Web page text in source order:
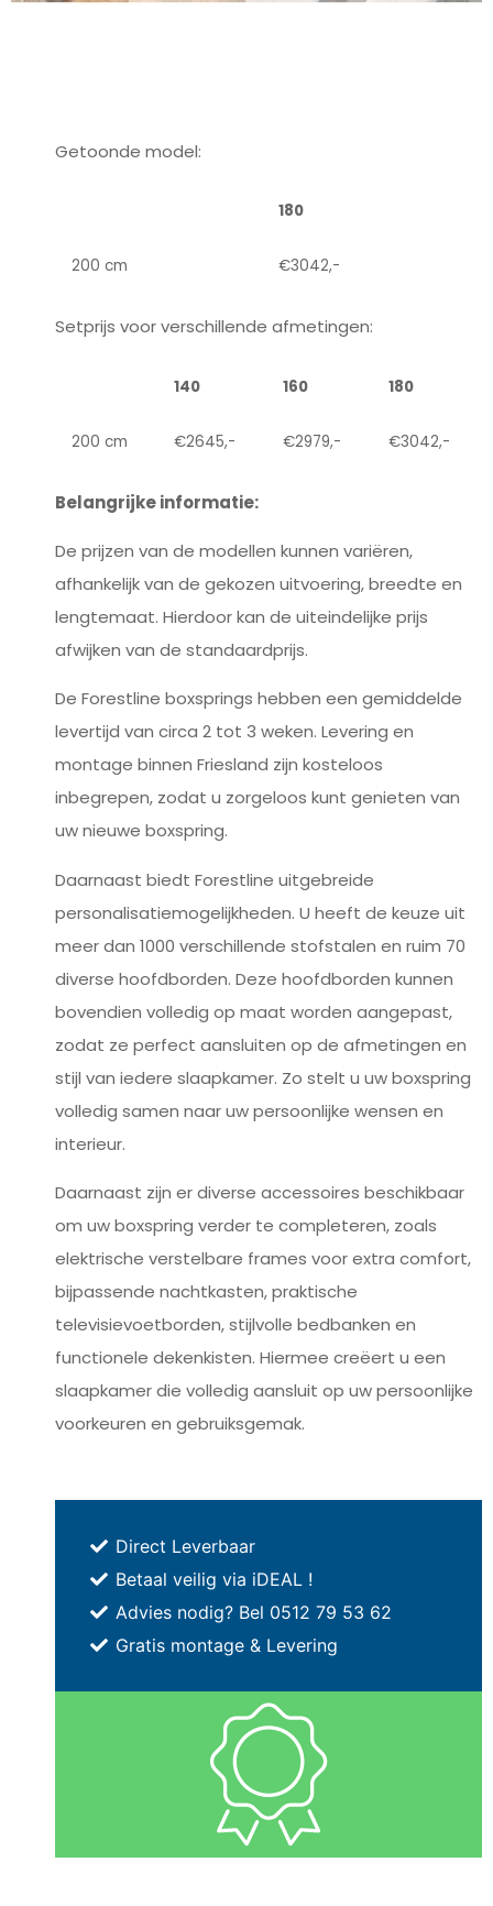
Getoonde model:
180
200 cm €3042,-
Setprijs voor verschillende afmetingen:
140 160 180
200 cm €2645,- €2979,- €3042,-
Belangrijke informatie:
De prijzen van de modellen kunnen variëren,
afhankelijk van de gekozen uitvoering, breedte en
lengtemaat. Hierdoor kan de uiteindelijke prijs
afwijken van de standaardprijs.
De Forestline boxsprings hebben een gemiddelde
levertijd van circa 2 tot 3 weken. Levering en
montage binnen Friesland zijn kosteloos
inbegrepen, zodat u zorgeloos kunt genieten van
uw nieuwe boxspring.
Daarnaast biedt Forestline uitgebreide
personalisatiemogelijkheden. U heeft de keuze uit
meer dan 1000 verschillende stofstalen en ruim 70
diverse hoofdborden. Deze hoofdborden kunnen
bovendien volledig op maat worden aangepast,
zodat ze perfect aansluiten op de afmetingen en
stijl van iedere slaapkamer. Zo stelt u uw boxspring
volledig samen naar uw persoonlijke wensen en
interieur.
Daarnaast zijn er diverse accessoires beschikbaar
om uw boxspring verder te completeren, zoals
elektrische verstelbare frames voor extra comfort,
bijpassende nachtkasten, praktische
televisievoetborden, stijlvolle bedbanken en
functionele dekenkisten. Hiermee creëert u een
slaapkamer die volledig aansluit op uw persoonlijke
voorkeuren en gebruiksgemak.
Direct Leverbaar
Betaal veilig via iDEAL !
Advies nodig? Bel 0512 79 53 62
Gratis montage & Levering